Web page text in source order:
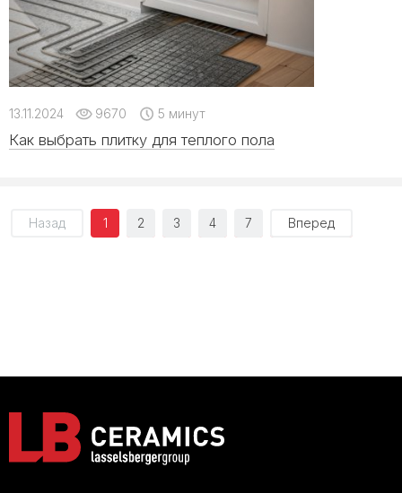
13.11.2024 9670 5 минут
Как выбрать плитку для теплого пола
Назад 1 2 3 4 7 Вперед